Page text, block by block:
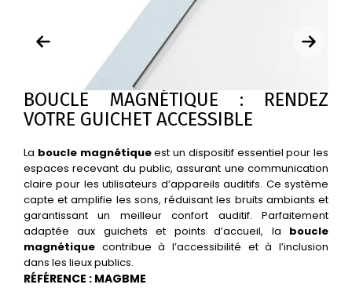
BOUCLE MAGNÉTIQUE : RENDEZ
VOTRE GUICHET ACCESSIBLE
La boucle magnétiqueest un dispositif essentiel pour les
espaces recevant du public, assurant une communication
claire pour les utilisateurs d’appareils auditifs. Ce système
capte et amplifie les sons, réduisant les bruits ambiants et
garantissant un meilleur confort auditif. Parfaitement
adaptée aux guichets et points d’accueil, la boucle
magnétique contribue à l’accessibilité et à l’inclusion
dans les lieux publics.
RÉFÉRENCE : MAGBME